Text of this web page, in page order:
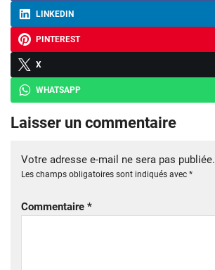
LINKEDIN
PINTEREST
X
WHATSAPP
Laisser un commentaire
Votre adresse e-mail ne sera pas publiée.
Les champs obligatoires sont indiqués avec *
Commentaire *